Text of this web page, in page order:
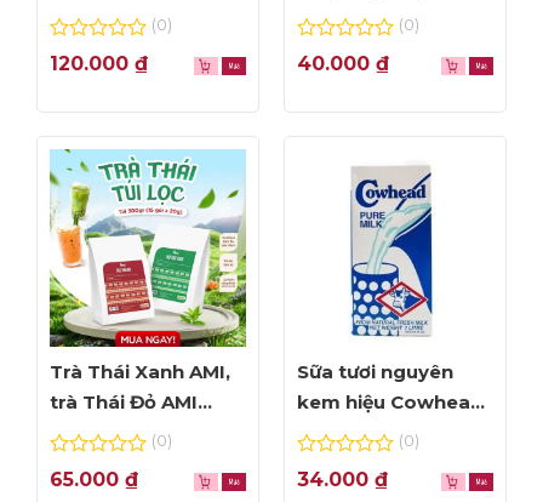
NHÌN ĐẦU TIÊN
0
out
5
(0)
120.000 ₫
Foam đỉnh cao
0
out
5
(0)
40.000 ₫
Trà Thái Xanh AMI,
trà Thái Đỏ AMI
thơm ngon, túi lọc
0
out
(0)
65.000 ₫
Sữa tươi nguyên
kem hiệu Cowhead
– hộp 1L
0
out
(0)
34.000 ₫